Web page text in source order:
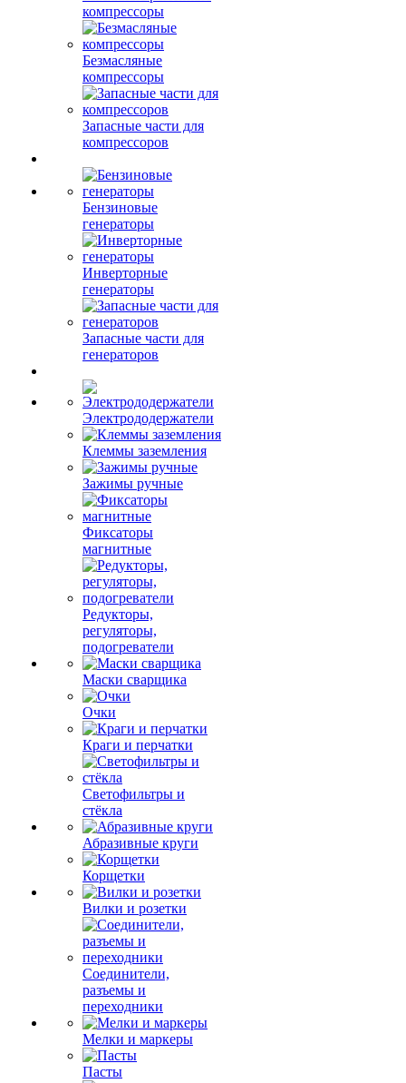
компрессоры
Безмасляные
компрессоры
Запасные части для
компрессоров
Бензиновые
генераторы
Инверторные
генераторы
Запасные части для
генераторов
Электрододержатели
Клеммы заземления
Зажимы ручные
Фиксаторы
магнитные
Редукторы,
регуляторы,
подогреватели
Маски сварщика
Очки
Краги и перчатки
Светофильтры и
стёкла
Абразивные круги
Корщетки
Вилки и розетки
Соединители,
разъемы и
переходники
Мелки и маркеры
Пасты